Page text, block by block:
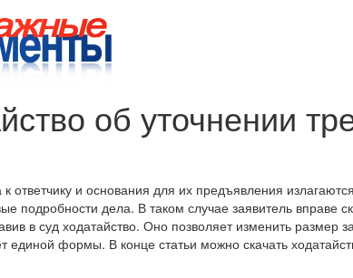
об уточнении
ответчику и основания для их предъявления
подробности дела. В таком случае заявитель вправе
в суд ходатайство. Оно позволяет изменить размер
единой формы. В конце статьи можно скачать